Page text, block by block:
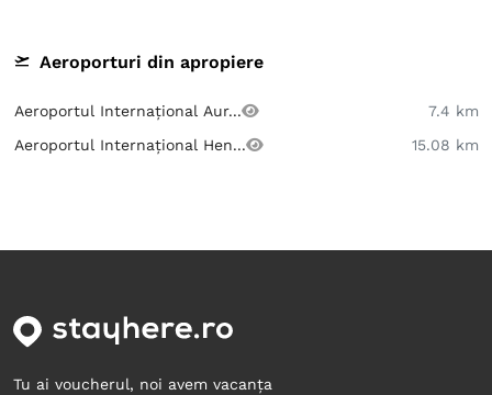
Aeroporturi din apropiere
Aeroportul Internațional Aur...
7.4 km
Aeroportul Internațional Hen...
15.08 km
Tu ai voucherul, noi avem vacanța